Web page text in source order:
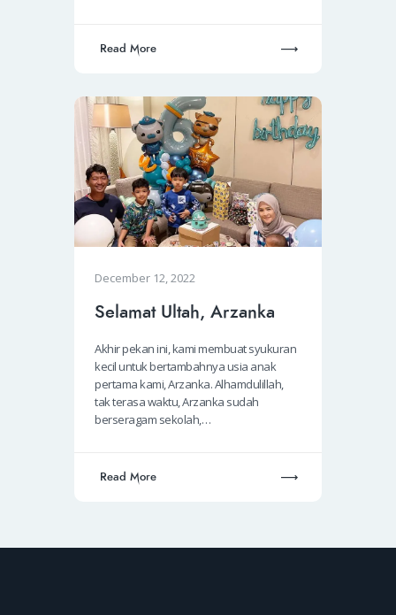
Read More
December 12, 2022
Selamat Ultah, Arzanka
Akhir pekan ini, kami membuat syukuran
kecil untuk bertambahnya usia anak
pertama kami, Arzanka. Alhamdulillah,
tak terasa waktu, Arzanka sudah
berseragam sekolah,…
Read More